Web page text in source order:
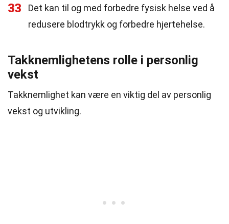
33
Det kan til og med forbedre fysisk helse ved å
redusere blodtrykk og forbedre hjertehelse.
Takknemlighetens rolle i personlig
vekst
Takknemlighet kan være en viktig del av personlig
vekst og utvikling.